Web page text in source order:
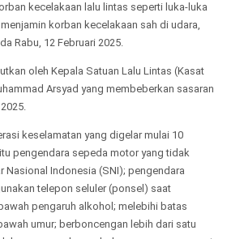
kecelakaan lalu lintas seperti luka-luka
korban kecelakaan sah di udara,
Rabu, 12 Februari 2025.
oleh Kepala Satuan Lalu Lintas (Kasat
Arsyad yang membeberkan sasaran
keselamatan yang digelar mulai 10
pengendara sepeda motor yang tidak
Nasional Indonesia (SNI); pengendara
telepon seluler (ponsel) saat
pengaruh alkohol; melebihi batas
umur; berboncengan lebih dari satu